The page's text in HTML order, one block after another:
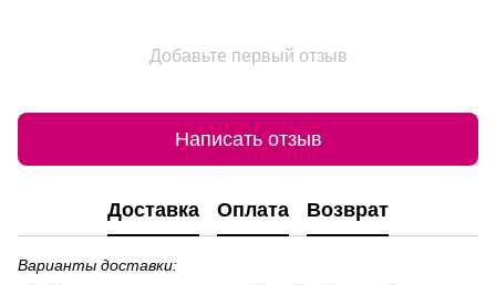
Добавьте первый отзыв
Написать отзыв
Доставка Оплата Возврат
Варианты доставки: